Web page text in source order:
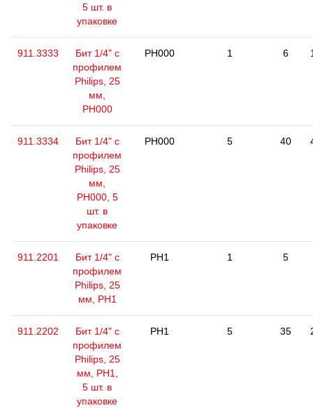
5 шт. в
упаковке
911.3333
Бит 1/4" с
профилем
Philips, 25
мм,
РН000
PH000 1 6
911.3334
Бит 1/4" с
профилем
Philips, 25
мм,
РН000, 5
шт. в
упаковке
PH000 5 40
911.2201
Бит 1/4" с
профилем
Philips, 25
мм, РН1
PH1 1 5
911.2202
Бит 1/4" с
профилем
Philips, 25
мм, РН1,
5 шт. в
упаковке
PH1 5 35